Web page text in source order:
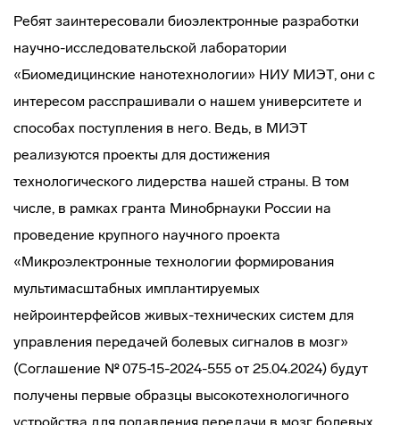
Ребят заинтересовали биоэлектронные разработки
научно-исследовательской лаборатории
«Биомедицинские нанотехнологии» НИУ МИЭТ, они с
интересом расспрашивали о нашем университете и
способах поступления в него. Ведь, в МИЭТ
реализуются проекты для достижения
технологического лидерства нашей страны. В том
числе, в рамках гранта Минобрнауки России на
проведение крупного научного проекта
«Микроэлектронные технологии формирования
мультимасштабных имплантируемых
нейроинтерфейсов живых-технических систем для
управления передачей болевых сигналов в мозг»
(Соглашение № 075-15-2024-555 от 25.04.2024) будут
получены первые образцы высокотехнологичного